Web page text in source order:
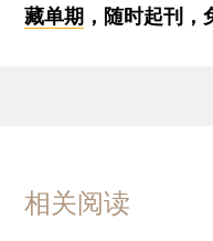
藏单期 ，随时起刊
相关阅读